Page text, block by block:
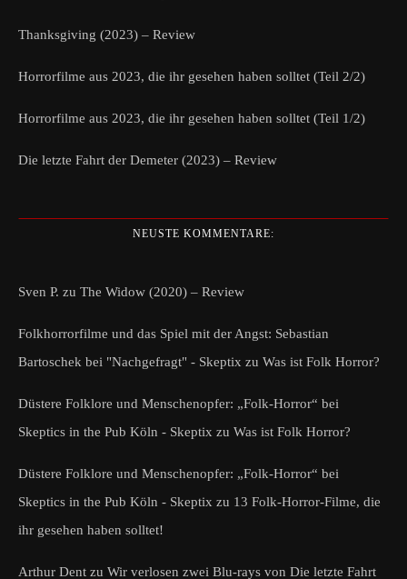
Thanksgiving (2023) – Review
Horrorfilme aus 2023, die ihr gesehen haben solltet (Teil 2/2)
Horrorfilme aus 2023, die ihr gesehen haben solltet (Teil 1/2)
Die letzte Fahrt der Demeter (2023) – Review
NEUSTE KOMMENTARE:
Sven P. zu The Widow (2020) – Review
Folkhorrorfilme und das Spiel mit der Angst: Sebastian
Bartoschek bei "Nachgefragt" - Skeptix zu Was ist Folk Horror?
Düstere Folklore und Menschenopfer: „Folk-Horror“ bei
Skeptics in the Pub Köln - Skeptix zu Was ist Folk Horror?
Düstere Folklore und Menschenopfer: „Folk-Horror“ bei
Skeptics in the Pub Köln - Skeptix zu 13 Folk-Horror-Filme, die
ihr gesehen haben solltet!
Arthur Dent zu Wir verlosen zwei Blu-rays von Die letzte Fahrt